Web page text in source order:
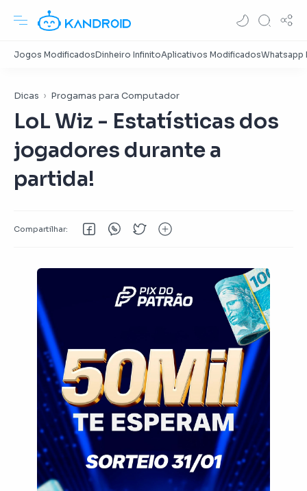
Dicas Progamas para Computador
LoL Wiz - Estatísticas dos
jogadores durante a
partida!